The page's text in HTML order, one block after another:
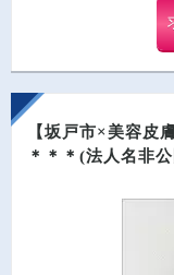
【坂戸市×美容皮
＊＊＊(法人名非